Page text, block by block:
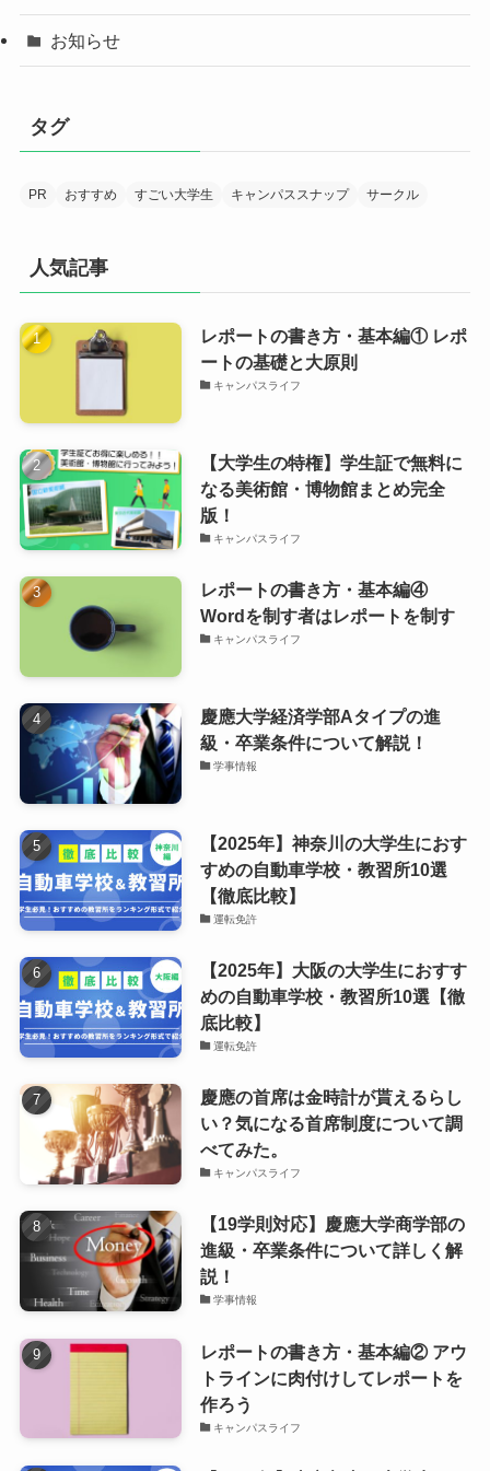
お知らせ
タグ
PR おすすめ すごい大学生 キャンパススナップ サークル
人気記事
レポートの書き方・基本編① レポ
ートの基礎と大原則
キャンパスライフ
【大学生の特権】学生証で無料に
なる美術館・博物館まとめ完全
版！
キャンパスライフ
レポートの書き方・基本編④
Wordを制す者はレポートを制す
キャンパスライフ
慶應大学経済学部Aタイプの進
級・卒業条件について解説！
学事情報
【2025年】神奈川の大学生におす
すめの自動車学校・教習所10選
【徹底比較】
運転免許
【2025年】大阪の大学生におすす
めの自動車学校・教習所10選【徹
底比較】
運転免許
慶應の首席は金時計が貰えるらし
い？気になる首席制度について調
べてみた。
キャンパスライフ
【19学則対応】慶應大学商学部の
進級・卒業条件について詳しく解
説！
学事情報
レポートの書き方・基本編② アウ
トラインに肉付けしてレポートを
作ろう
キャンパスライフ